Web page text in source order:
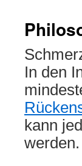
In den
kann
werden.